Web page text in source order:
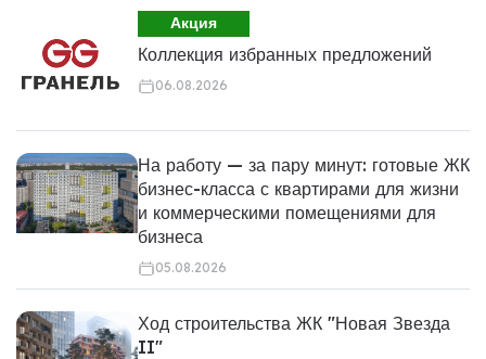
Акция
Коллекция избранных предложений
06.08.2026
На работу — за пару минут: готовые ЖК
бизнес-класса с квартирами для жизни
и коммерческими помещениями для
бизнеса
05.08.2026
Ход строительства ЖК "Новая Звезда
II"